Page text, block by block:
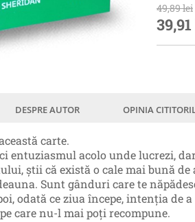
49,89 lei
DESPRE AUTOR OPINIA
carte.
entuziasmul acolo unde lucrezi,
ştii că există o cale mai bună de
Sunt gânduri care te
odată ce ziua începe, intenţia de
care nu-l mai poţi recompune.